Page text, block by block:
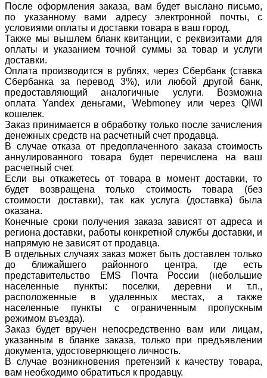
После оформления заказа, вам будет выслано письмо,
по указанному вами адресу электронной почты, с
условиями оплаты и доставки товара в ваш город.
Также мы вышлем бланк квитанции, с реквизитами для
оплаты и указанием точной суммы за товар и услуги
доставки.
Оплата производится в рублях, через Сбербанк (ставка
Сбербанка за перевод 3%), или любой другой банк,
предоставляющий аналогичные услуги. Возможна
оплата Yandex деньгами, Webmoney или через QIWI
кошелек.
Заказ принимается в обработку только после зачисления
денежных средств на расчетный счет продавца.
В случае отказа от предоплаченного заказа стоимость
аннулированного товара будет перечислена на ваш
расчетный счет.
Если вы откажетесь от товара в момент доставки, то
будет возвращена только стоимость товара (без
стоимости доставки), так как услуга (доставка) была
оказана.
Конечные сроки получения заказа зависят от адреса и
региона доставки, работы конкретной службы доставки, и
напрямую не зависят от продавца.
В отдельных случаях заказ может быть доставлен только
до ближайшего районного центра, где есть
представительство EMS Почта России (небольшие
населенные пункты: поселки, деревни и т.п.,
расположенные в удаленных местах, а также
населенные пункты с ограниченным пропускным
режимом въезда).
Заказ будет вручен непосредственно вам или лицам,
указанным в бланке заказа, только при предъявлении
документа, удостоверяющего личность.
В случае возникновения претензий к качеству товара,
вам необходимо обратиться к продавцу.